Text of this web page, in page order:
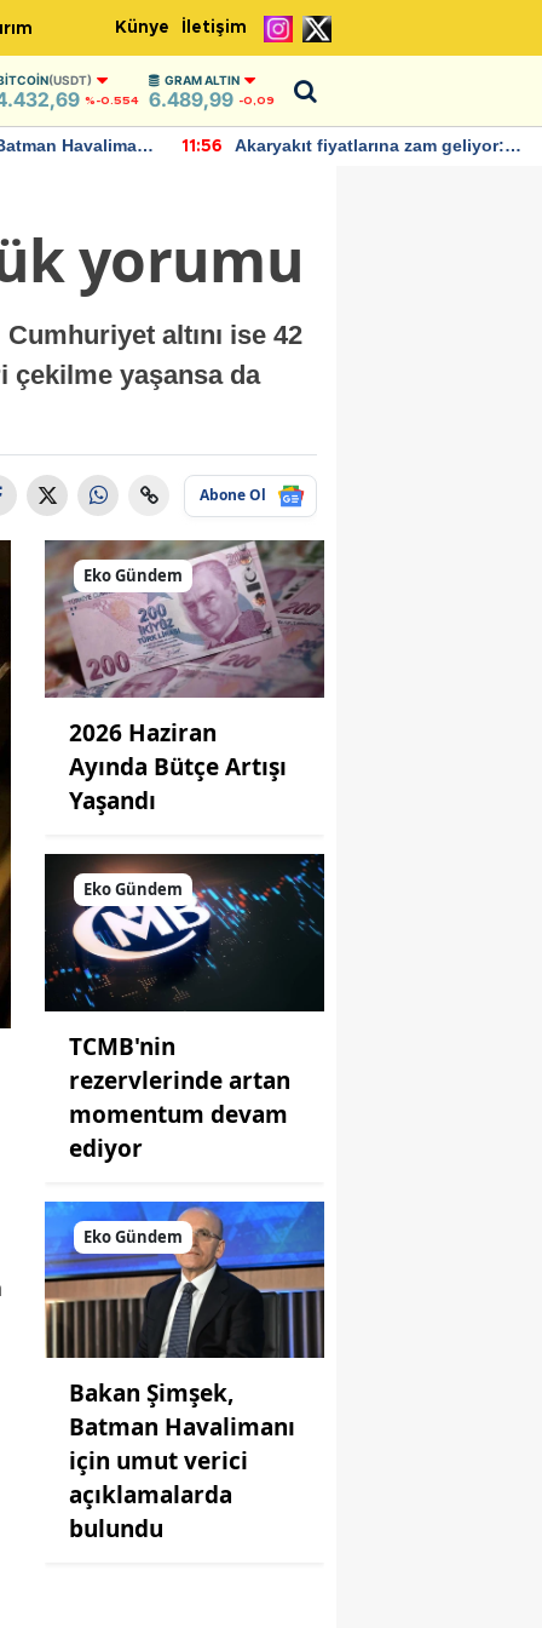
Künye İletişim
(USDT)
%-0.554
GRAM ALTIN
6.489,99 -0,09
Havalimanı
11:56
Akaryakıt fiyatlarına zam geliyor:
yorumu
altını ise 42
çekilme yaşansa da
Abone Ol
Eko Gündem
2026 Haziran
Ayında Bütçe Artışı
Yaşandı
Eko Gündem
TCMB'nin
rezervlerinde artan
momentum devam
ediyor
Eko Gündem
Bakan Şimşek,
Batman Havalimanı
için umut verici
açıklamalarda
bulundu